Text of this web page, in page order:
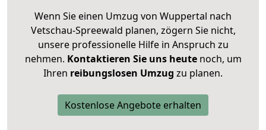
Wenn Sie einen Umzug von Wuppertal nach
Vetschau-Spreewald planen, zögern Sie nicht,
unsere professionelle Hilfe in Anspruch zu
nehmen. Kontaktieren Sie uns heutenoch, um
Ihren reibungslosen Umzug zu planen.
Kostenlose Angebote erhalten